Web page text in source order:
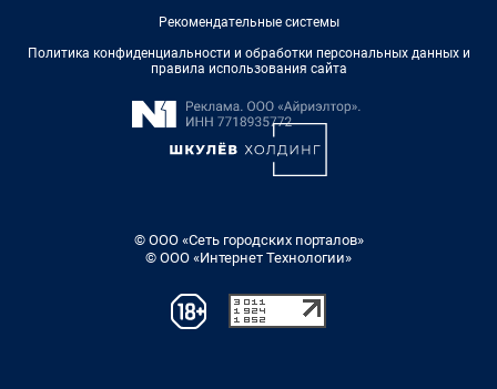
Рекомендательные системы
Политика конфиденциальности и обработки персональных данных и
правила использования сайта
© ООО «Сеть городских порталов»
© ООО «Интернет Технологии»